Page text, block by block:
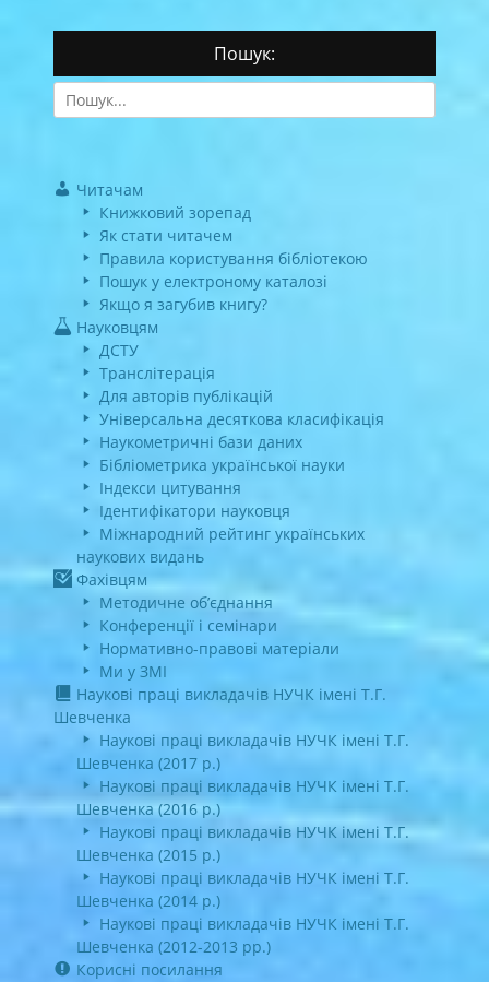
Пошук:
Search
for:
Читачам
Книжковий зорепад
Як стати читачем
Правила користування бібліотекою
Пошук у електроному каталозі
Якщо я загубив книгу?
Науковцям
ДСТУ
Транслітерація
Для авторів публікацій
Універсальна десяткова класифікація
Наукометричні бази даних
Бібліометрика української науки
Індекси цитування
Ідентифікатори науковця
Міжнародний рейтинг українських
наукових видань
Фахівцям
Методичне об’єднання
Конференції і семінари
Нормативно-правові матеріали
Ми у ЗМІ
Наукові праці викладачів НУЧК імені Т.Г.
Шевченка
Наукові праці викладачів НУЧК імені Т.Г.
Шевченка (2017 р.)
Наукові праці викладачів НУЧК імені Т.Г.
Шевченка (2016 р.)
Наукові праці викладачів НУЧК імені Т.Г.
Шевченка (2015 р.)
Наукові праці викладачів НУЧК імені Т.Г.
Шевченка (2014 р.)
Наукові праці викладачів НУЧК імені Т.Г.
Шевченка (2012-2013 рр.)
Корисні посилання